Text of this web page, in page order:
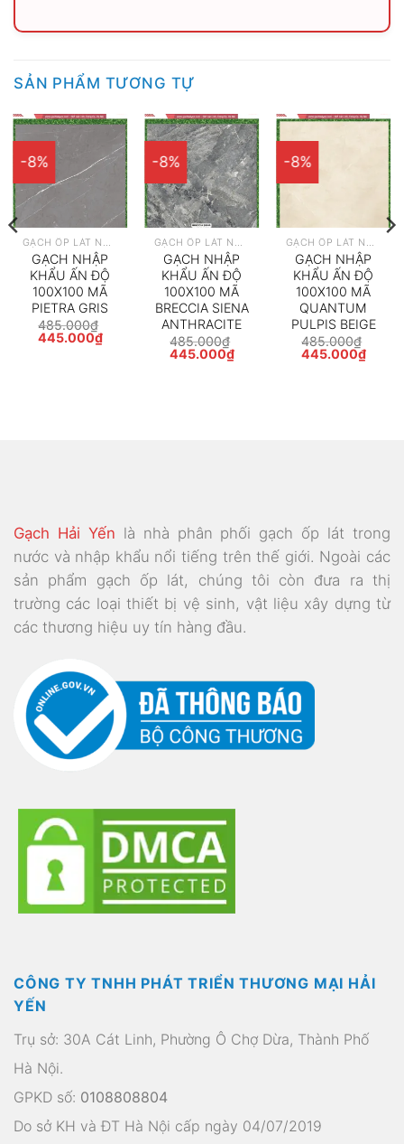
SẢN PHẨM TƯƠNG TỰ
-8%
GẠCH ỐP LÁT NHẬP KHẨU
GẠCH NHẬP
KHẨU ẤN ĐỘ
100X100 MÃ
PIETRA GRIS
485.000₫
Giá
445.000₫Giá
hiện
-8%
GẠCH ỐP LÁT NHẬP KHẨU
GẠCH NHẬP
KHẨU ẤN ĐỘ
100X100 MÃ
BRECCIA SIENA
ANTHRACITE
485.000₫
Giá
445.000₫Giá
hiện
-8%
GẠCH ỐP LÁT NHẬP KHẨU
GẠCH NHẬP
KHẨU ẤN ĐỘ
100X100 MÃ
QUANTUM
PULPIS BEIGE
485.000₫
Giá
445.000₫Giá
hiện
Gạch Hải Yến là nhà phân phối gạch ốp lát trong
nước và nhập khẩu nổi tiếng trên thế giới. Ngoài các
sản phẩm gạch ốp lát, chúng tôi còn đưa ra thị
trường các loại thiết bị vệ sinh, vật liệu xây dựng từ
các thương hiệu uy tín hàng đầu.
CÔNG TY TNHH PHÁT TRIỂN THƯƠNG MẠI HẢI
YẾN
Trụ sở: 30A Cát Linh, Phường Ô Chợ Dừa, Thành Phố
Hà Nội.
GPKD số: 0108808804
Do sở KH và ĐT Hà Nội cấp ngày 04/07/2019